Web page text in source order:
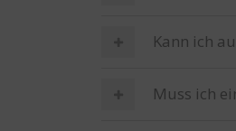
Kann ich
Muss ich